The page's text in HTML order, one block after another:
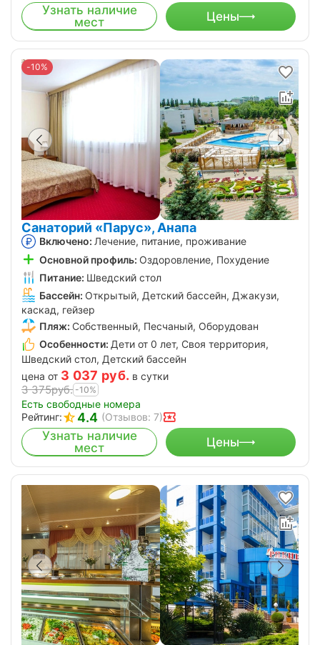
Узнать наличие
мест
Цены
-10%
Санаторий «Парус», Анапа
Включено: Лечение, питание, проживание
Основной профиль: Оздоровление, Похудение
Питание: Шведский стол
Бассейн: Открытый, Детский бассейн, Джакузи,
каскад, гейзер
Пляж: Собственный, Песчаный, Оборудован
Особенности: Дети от 0 лет, Своя территория,
Шведский стол, Детский бассейн
цена от 3 037 руб. в сутки
3 375руб. -10%
Есть свободные номера
Рейтинг:
4.4 (Отзывов: 7)
Узнать наличие
мест
Цены